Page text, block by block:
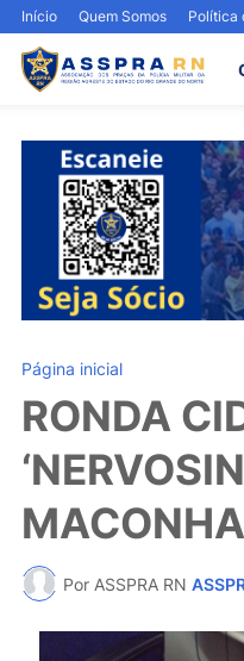
Início Quem Somos Política
Página inicial
RONDA
Por ASSPRA RN